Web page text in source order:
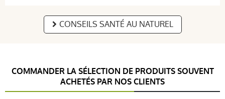
CONSEILS SANTÉ AU NATUREL
COMMANDER LA SÉLECTION DE PRODUITS SOUVENT
ACHETÉS PAR NOS CLIENTS